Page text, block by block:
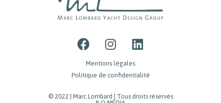
Mentions légales
Politique de confidentialité
© 2022 | Marc Lombard | Tous droits réservés